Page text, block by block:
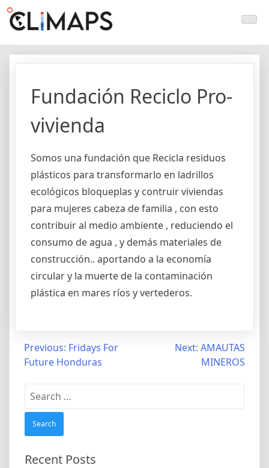
Skip
Climaps.org
Mapas de acción climática en Latinoamérica y el caribe
Fundación Reciclo Pro-
vivienda
Somos una fundación que Recicla residuos
plásticos para transformarlo en ladrillos
ecológicos bloqueplas y contruir viviendas
para mujeres cabeza de familia , con esto
contribuir al medio ambiente , reduciendo el
consumo de agua , y demás materiales de
construcción.. aportando a la economía
circular y la muerte de la contaminación
plástica en mares ríos y vertederos.
Post
navigation
Previous: Fridays For
Future Honduras
Next: AMAUTAS
MINEROS
Search
for:
Recent Posts